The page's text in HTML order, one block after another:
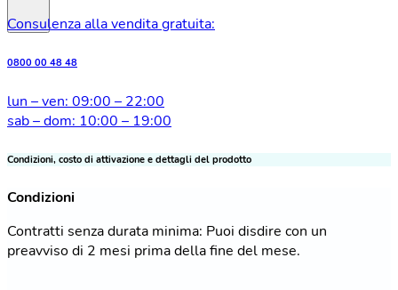
Consulenza alla vendita gratuita:
0800 00 48 48
lun – ven: 09:00 – 22:00
sab – dom: 10:00 – 19:00
Condizioni, costo di attivazione e dettagli del prodotto
Condizioni
Contratti senza durata minima: Puoi disdire con un
preavviso di 2 mesi prima della fine del mese.